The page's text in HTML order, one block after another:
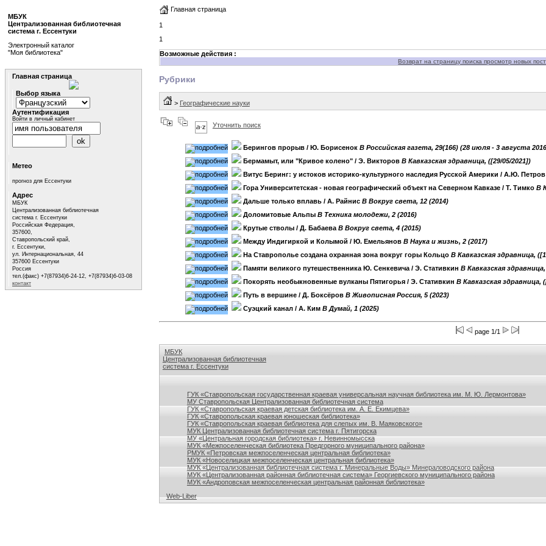
Главная страница
1
1
Возможные действия :
Возврат на страницу поиска просмотр новых
Рубрики
> Географические науки
Уточнить поиск
Берингов прорыв/ Ю. Борисенок B Российская газета, 29(166) (28 июля - 3 августа
Бермамыт, или "Кривое колено"/ Э. Викторов B Кавказская здравница, ([29/05/2021])
Витус Беринг: у истоков историко-культурного наследия Русской Америки / А.Ю. Петров
Гора Университетская - новая географический объект на Северном Кавказе/ Т. Тимко B
Дальше только вплавь/ А. Райнис B Вокруг света, 12 (2014)
Доломитовые Альпы B Техника молодежи, 2 (2016)
Крутые стволы/ Д. Бабаева B Вокруг света, 4 (2015)
Между Индигиркой и Колымой / Ю. Емельянов B Наука и жизнь, 2 (2017)
На Ставрополье создана охранная зона вокруг горы Кольцо B Кавказская здравница,
Памяти великого путешественника Ю. Сенкевича/ Э. Стативкин B Кавказская
Покорять необыкновенные вулканы Пятигорья/ Э. Стативкин B Кавказская здравница,
Путь в вершине/ Д. Боксёров B Живописная Россия, 5 (2023)
Суэцкий канал/ А. Ким B Думай, 1 (2025)
page 1/1
МБУК
Централизованная библиотечная
система г. Ессентуки
ГУК «Ставропольская государственная краевая универсальная научная библиотека им. М. Ю. Лермонтова»
МУ Ставропольская Централизованная библиотечная система
ГУК «Ставропольская краевая детская библиотека им. А. Е. Екимцева»
ГУК «Ставропольская краевая юношеская библиотека»
ГУК «Ставропольская краевая библиотека для слепых им. В. Маяковского»
МУК Централизованная библиотечная система г. Пятигорска
МУ «Центральная городская библиотека» г. Невинномысска
МУК «Межпоселенческая библиотека Предгорного муниципального района»
РМУК «Петровская межпоселенческая центральная библиотека»
МУК «Новоселицкая межпоселенческая центральная библиотека»
МУК «Централизованная библиотечная система г. Минеральные Воды» Минераловодского района
МУК «Централизованная районная библиотечная система» Георгиевского муниципального района
МУК «Андроповская межпоселенческая центральная районная библиотека»
Web-Liber
МБУК
Централизованная библиотечная
система г. Ессентуки
Электронный каталог
"Моя библиотека"
Главная страница
Выбор языка
Аутентификация
Войти в личный кабинет
Метео
прогноз для Ессентуки
Адрес
МБУК
Централизованная библиотечная
система г. Ессентуки
Российская Федерация,
357600,
Ставропольский край,
г. Ессентуки,
ул. Интернациональная, 44
357600 Ессентуки
Россия
тел.(факс) +7(87934)6-24-12, +7(87934)6-03-08
контакт